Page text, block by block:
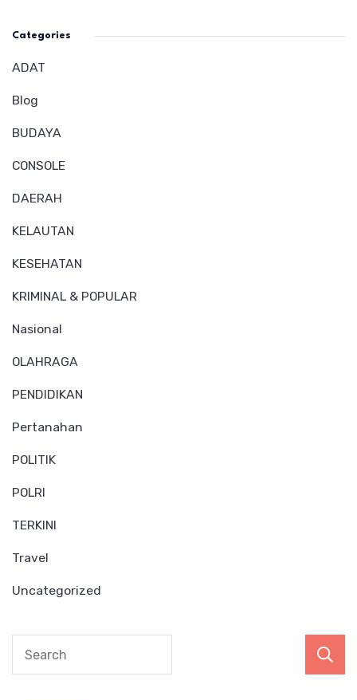
Categories
ADAT
Blog
BUDAYA
CONSOLE
DAERAH
KELAUTAN
KESEHATAN
KRIMINAL & POPULAR
Nasional
OLAHRAGA
PENDIDIKAN
Pertanahan
POLITIK
POLRI
TERKINI
Travel
Uncategorized